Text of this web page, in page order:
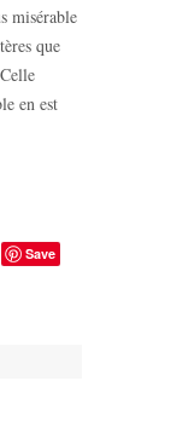
misérable
que
en est
Save